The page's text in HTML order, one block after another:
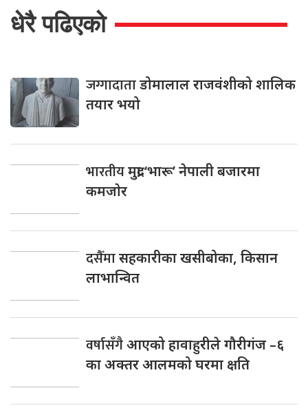
धेरै पढिएको
जग्गादाताडोमालाल राजवंशीको शालिक
तयार भयो
भारतीयमुद्रा ‘भारू’ नेपाली बजारमा
कमजाेर
दसैँमासहकारीका खसीबोका, किसान
लाभान्वित
वर्षासँगैआएको हावाहुरीले गौरीगंज –६
का अक्तर आलमको घरमा क्षति